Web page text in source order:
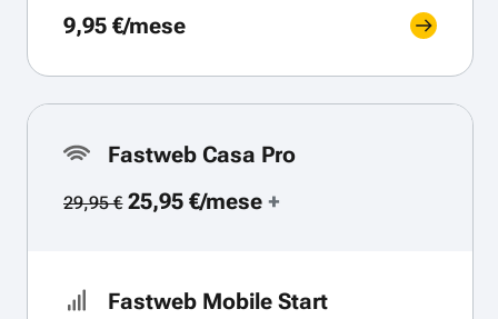
9,95 €/mese
Fastweb Casa Pro
29,95 €25,95 €/mese+
Fastweb Mobile Start